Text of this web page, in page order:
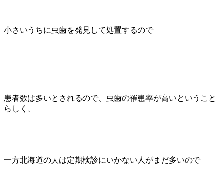
小さいうちに虫歯を発見して処置するので
患者数は多いとされるので、虫歯の罹患率が高いということ
らしく、
一方北海道の人は定期検診にいかない人がまだ多いので